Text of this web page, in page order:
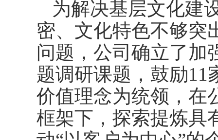
为解决基层文化建
密、文化特色不够突
问题，公司确立了加
题调研课题，鼓励11
价值理念为统领，在
框架下，探索提炼具